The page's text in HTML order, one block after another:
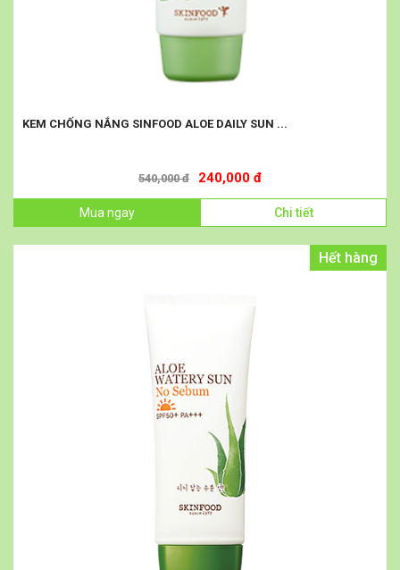
KEM CHỐNG NẮNG SINFOOD ALOE DAILY SUN ...
540,000 đ 240,000 đ
Mua ngay Chi tiết
Hết hàng